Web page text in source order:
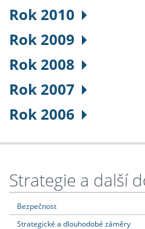
Rok 2010
Rok 2009
Rok 2008
Rok 2007
Rok 2006
Strategie a další
Bezpečnost
Strategické a dlouhodobé záměry